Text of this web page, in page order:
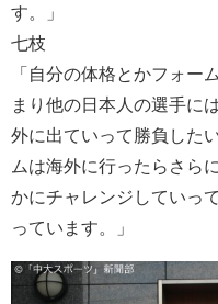
す。」
七枝
「自分の体格とかフォー
まり他の日本人の選手に
外に出ていって勝負した
ムは海外に行ったらさら
かにチャレンジしていっ
っています。」